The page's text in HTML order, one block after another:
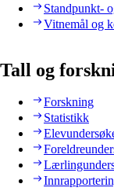
Standpunkt-
Vitnemål og
Tall og
Forskning
Statistikk